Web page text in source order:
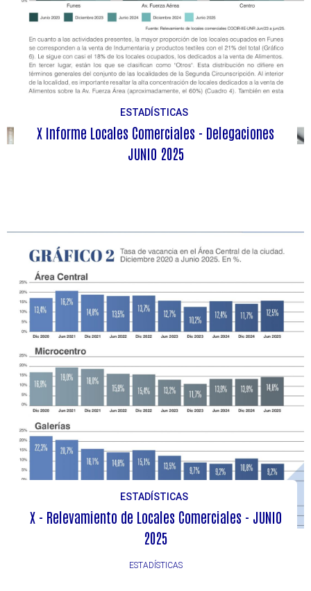
ESTADÍSTICAS
X Informe Locales Comerciales - Delegaciones
JUNIO 2025
ESTADÍSTICAS
X - Relevamiento de Locales Comerciales - JUNIO
2025
ESTADÍSTICAS